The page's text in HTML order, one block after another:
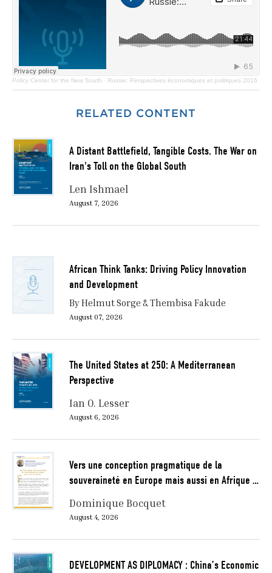
Policy Center for the New South · Russie: Perspectives économiques et politiques 2016
RELATED CONTENT
A Distant Battlefield, Tangible Costs. The War on
Iran's Toll on the Global South
Len Ishmael
August 7, 2026
African Think Tanks: Driving Policy Innovation
and Development
By Helmut Sorge & Thembisa Fakude
August 07, 2026
The United States at 250: A Mediterranean
Perspective
Ian O. Lesser
August 6, 2026
Vers une conception pragmatique de la
souveraineté en Europe mais aussi en Afrique …
Dominique Bocquet
August 4, 2026
DEVELOPMENT AS DIPLOMACY : China’s Economic